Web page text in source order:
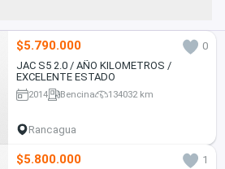
$5.790.000
0
JAC S5 2.0 / AÑO KILOMETROS /
EXCELENTE ESTADO
2014 Bencina 134032 km
Rancagua
$5.800.000 1